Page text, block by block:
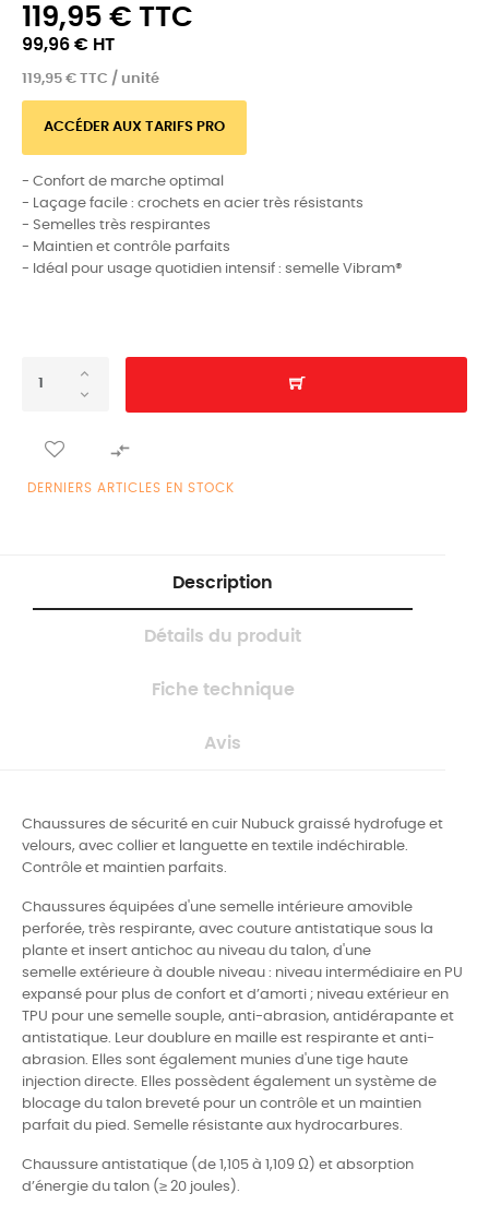
119,95 € TTC
99,96 € HT
119,95 € TTC / unité
ACCÉDER AUX TARIFS PRO
- Confort de marche optimal
- Laçage facile : crochets en acier très résistants
- Semelles très respirantes
- Maintien et contrôle parfaits
- Idéal pour usage quotidien intensif : semelle Vibram®

DERNIERS ARTICLES EN STOCK
Description
Détails du produit
Fiche technique
Avis
Chaussures de sécurité en cuir Nubuck graissé hydrofuge et
velours, avec collier et languette en textile indéchirable.
Contrôle et maintien parfaits.
Chaussures équipées d'une semelle intérieure amovible
perforée, très respirante, avec couture antistatique sous la
plante et insert antichoc au niveau du talon, d'une
semelle extérieure à double niveau : niveau intermédiaire en PU
expansé pour plus de confort et d’amorti ; niveau extérieur en
TPU pour une semelle souple, anti-abrasion, antidérapante et
antistatique. Leur doublure en maille est respirante et anti-
abrasion. Elles sont également munies d'une tige haute
injection directe. Elles possèdent également un système de
blocage du talon breveté pour un contrôle et un maintien
parfait du pied. Semelle résistante aux hydrocarbures.
Chaussure antistatique (de 1,105 à 1,109 Ω) et absorption
d’énergie du talon (≥ 20 joules).